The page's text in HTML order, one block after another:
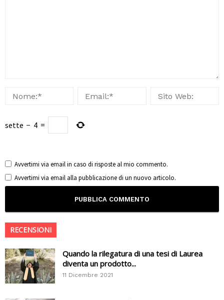
sette − 4 =
Avvertimi via email in caso di risposte al mio commento.
Avvertimi via email alla pubblicazione di un nuovo articolo.
RECENSIONI
Quando la rilegatura di una tesi di Laurea
diventa un prodotto...
11 Dicembre 2021